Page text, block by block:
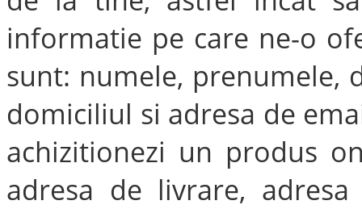
informatie pe care ne-o
sunt: numele, prenumele,
domiciliul si adresa de
achizitionezi un produs
adresa de livrare,